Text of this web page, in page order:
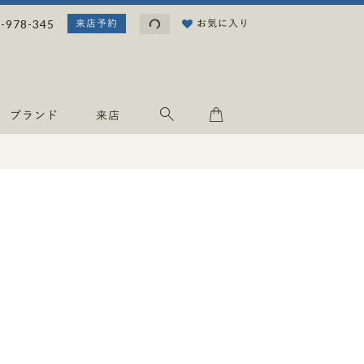
978-345 来店予約 読み込み中...お気に入り
ブランド 来店